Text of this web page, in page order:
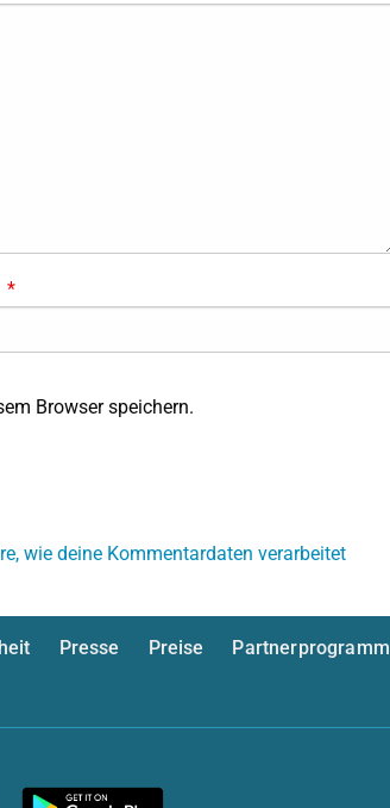
*
Browser speichern.
wie deine Kommentardaten verarbeitet
Presse Preise
Partnerprogramm